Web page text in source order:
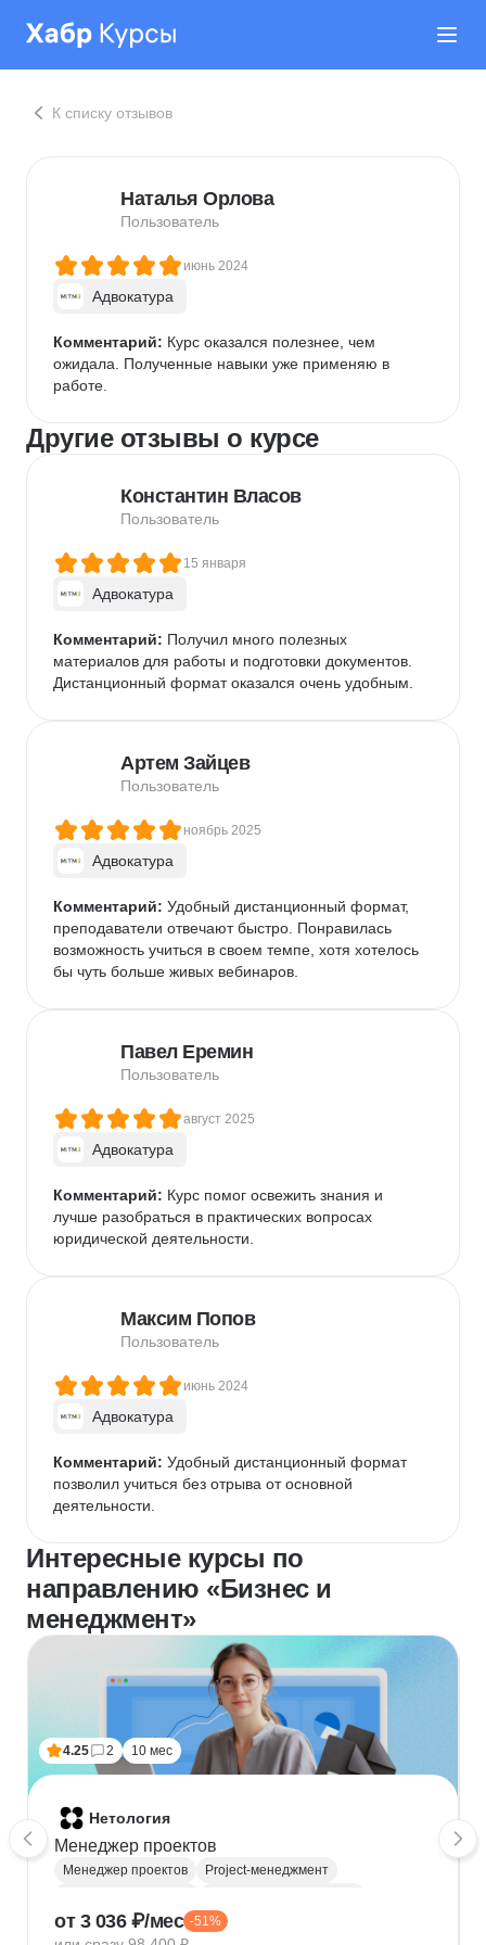
К списку отзывов
Наталья Орлова
Пользователь
июнь 2024
Адвокатура
Комментарий: Курс оказался полезнее, чем
ожидала. Полученные навыки уже применяю в
работе.
Другие отзывы о курсе
Константин Власов
Пользователь
15 января
Адвокатура
Комментарий: Получил много полезных
материалов для работы и подготовки документов.
Дистанционный формат оказался очень удобным.
Артем Зайцев
Пользователь
ноябрь 2025
Адвокатура
Комментарий: Удобный дистанционный формат,
преподаватели отвечают быстро. Понравилась
возможность учиться в своем темпе, хотя хотелось
бы чуть больше живых вебинаров.
Павел Еремин
Пользователь
август 2025
Адвокатура
Комментарий: Курс помог освежить знания и
лучше разобраться в практических вопросах
юридической деятельности.
Максим Попов
Пользователь
июнь 2024
Адвокатура
Комментарий: Удобный дистанционный формат
позволил учиться без отрыва от основной
деятельности.
Интересные курсы по
направлению «Бизнес и
менеджмент»
4.25 2 10 мес
Нетология
Менеджер проектов
Менеджер проектов
Project-менеджмент
Нейронные сети
Управление рисками
от 3 036 ₽/мес -51%